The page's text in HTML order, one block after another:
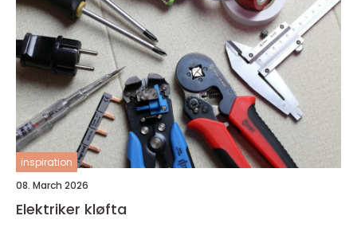
inspiration
08. March 2026
Elektriker kløfta